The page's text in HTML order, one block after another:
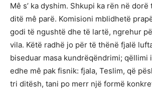
Mê s’ ka dyshim. Shkupi ka rën në
ditë mê parë. Komisioni mblidhetë
godi të ngushtë dhe të lartë, ngrehur
vila. Këtë radhë jo për të thënë fjalë
biseduar masa kundrëqëndrimi; qëllimi
edhe mê pak fisnik: fjala, Teslim, që
tri ditësh, tani po merr një formë